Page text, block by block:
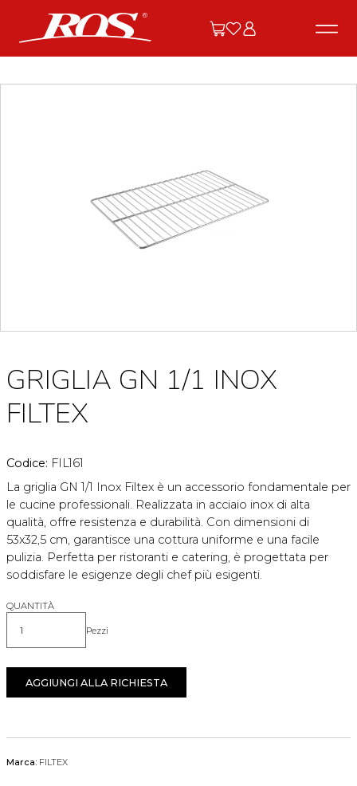
GRIGLIA GN 1/1 INOX
FILTEX
Codice: FIL161
La griglia GN 1/1 Inox Filtex è un accessorio fondamentale per
le cucine professionali. Realizzata in acciaio inox di alta
qualità, offre resistenza e durabilità. Con dimensioni di
53x32,5 cm, garantisce una cottura uniforme e una facile
pulizia. Perfetta per ristoranti e catering, è progettata per
soddisfare le esigenze degli chef più esigenti.
QUANTITÀ
Quantità Pezzi
AGGIUNGI ALLA RICHIESTA
Marca: FILTEX